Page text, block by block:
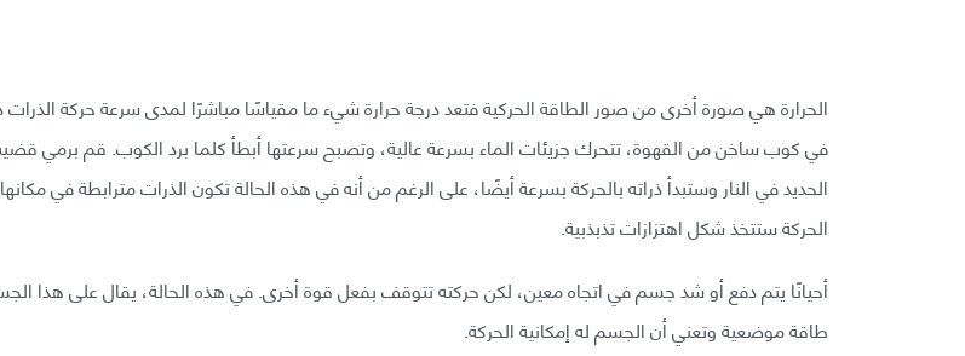
الحرارة هي صورة أخرى من صور الطاقة الحركية فتعد درجة حرارة شيء ما مقياسًا مباشرًا لمدى سرعة حركة الذرات
في كوب ساخن من القهوة، تتحرك جزيئات الماء بسرعة عالية، وتصبح سرعتها أبطأ كلما برد الكوب. قم برمي
الحديد في النار وستبدأ ذراته بالحركة بسرعة أيضًا، على الرغم من أنه في هذه الحالة تكون الذرات مترابطة في
الحركة ستتخذ شكل اهتزازات تذبذبية.
أحيانًا يتم دفع أو شد جسم في اتجاه معين، لكن حركته تتوقف بفعل قوة أخرى. في هذه الحالة، يقال على هذا
طاقة موضعية وتعني أن الجسم له إمكانية الحركة.